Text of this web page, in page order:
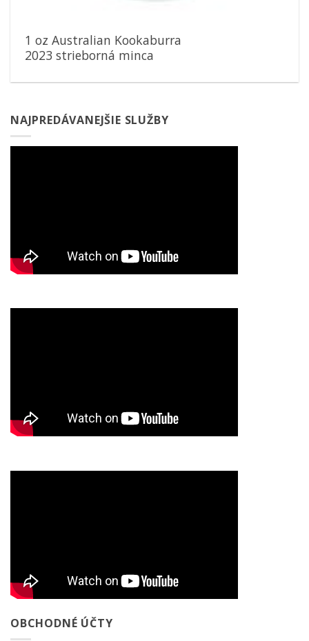
1 oz Australian Kookaburra
2023 strieborná minca
NAJPREDÁVANEJŠIE SLUŽBY
OBCHODNÉ ÚČTY